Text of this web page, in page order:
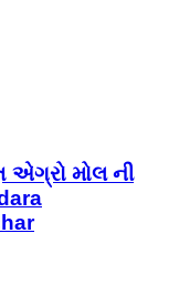
એગ્રો મોલ ની